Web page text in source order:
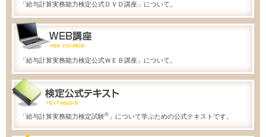
「給与計算実務能力検定公式ＤＶＤ講座」について。
「給与計算実務能力検定公式ＷＥＢ講座」について。
「給与計算実務能力検定試験® 」について学ぶための公式テキストです。